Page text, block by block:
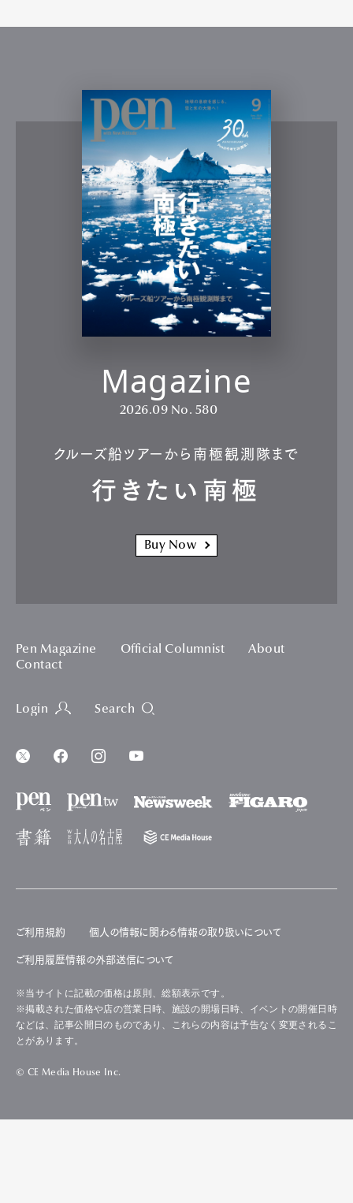
Magazine
2026.09 No. 580
クルーズ船ツアーから南極観測隊まで
行きたい南極
Buy Now
Pen Magazine Official Columnist
About
Contact
Login Search
ご利用規約 個人の情報に関わる情報の取り扱いについて
ご利用履歴情報の外部送信について
※当サイトに記載の価格は原則、総額表示です。
※掲載された価格や店の営業日時、施設の開場日時、イベントの開催日時
などは、記事公開日のものであり、これらの内容は予告なく変更されるこ
とがあります。
© CE Media House Inc.